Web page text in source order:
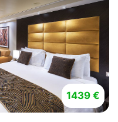
1439 €